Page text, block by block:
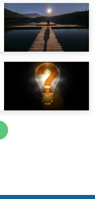
הותר
נהרגו